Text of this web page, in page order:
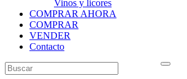
Vinos y licores
COMPRAR AHORA
COMPRAR
VENDER
Contacto